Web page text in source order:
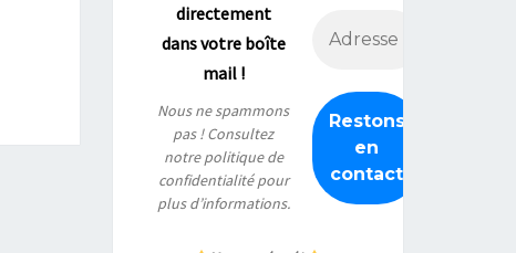
directement
dans votre boîte
mail !
Nous ne spammons
pas ! Consultez
notrepolitique de
confidentialitépour
plus d’informations.